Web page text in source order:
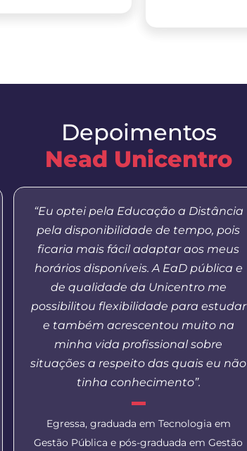
Depoimentos
Nead Unicentro
“Eu optei pela Educação a Distância
pela disponibilidade de tempo, pois
ficaria mais fácil adaptar aos meus
horários disponíveis. A EaD pública e
de qualidade da Unicentro me
possibilitou flexibilidade para estudar
e também acrescentou muito na
minha vida profissional sobre
situações a respeito das quais eu não
tinha conhecimento”.
Egressa, graduada em Tecnologia em
Gestão Pública e pós-graduada em Gestão